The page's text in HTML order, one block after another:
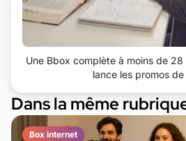
Une Bbox complète à moins de
lance les promos
Dans la même
Box internet